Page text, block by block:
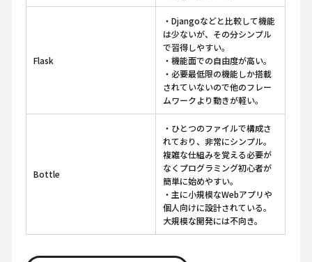
Flask
・Djangoなどと比較して機能
は少ないが、その分シンプル
で習得しやすい。
・機能面での自由度が高い。
・必要最低限の機能しか搭載
されていないので他のフレー
ムワークより動きが軽い。
Bottle
・ひとつのファイルで構成さ
れており、非常にシンプル。
複雑な仕組みを覚える必要が
なくプログラミング初心者が
簡単に始めやすい。
・主に小規模なWebアプリや
個人向けに設計されている。
大規模な開発には不向き。